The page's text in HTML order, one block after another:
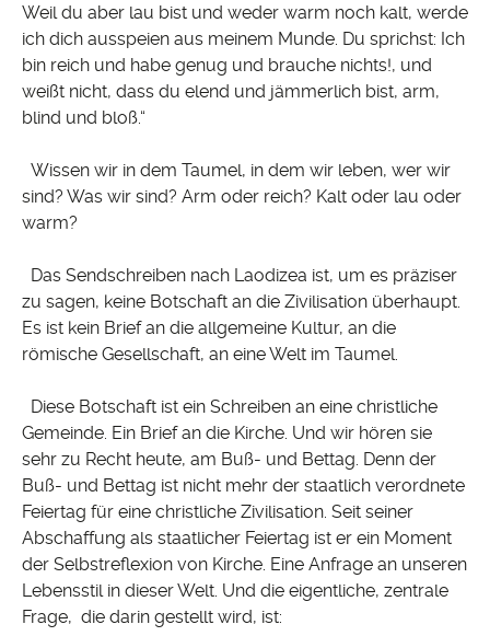
Weil du aber lau bist und weder warm noch kalt, werde
ich dich ausspeien aus meinem Munde. Du sprichst: Ich
bin reich und habe genug und brauche nichts!, und
weißt nicht, dass du elend und jämmerlich bist, arm,
blind und bloß.“
Wissen wir in dem Taumel, in dem wir leben, wer wir
sind? Was wir sind? Arm oder reich? Kalt oder lau oder
warm?
Das Sendschreiben nach Laodizea ist, um es präziser
zu sagen, keine Botschaft an die Zivilisation überhaupt.
Es ist kein Brief an die allgemeine Kultur, an die
römische Gesellschaft, an eine Welt im Taumel.
Diese Botschaft ist ein Schreiben an eine christliche
Gemeinde. Ein Brief an die Kirche. Und wir hören sie
sehr zu Recht heute, am Buß- und Bettag. Denn der
Buß- und Bettag ist nicht mehr der staatlich verordnete
Feiertag für eine christliche Zivilisation. Seit seiner
Abschaffung als staatlicher Feiertag ist er ein Moment
der Selbstreflexion von Kirche. Eine Anfrage an unseren
Lebensstil in dieser Welt. Und die eigentliche, zentrale
Frage, die darin gestellt wird, ist: